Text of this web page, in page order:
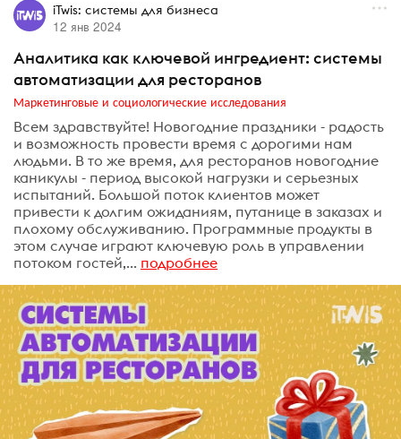
iTwis: системы для бизнеса
12 янв 2024
Аналитика как ключевой ингредиент: системы
автоматизации для ресторанов
Маркетинговые и социологические исследования
Всем здравствуйте! Новогодние праздники - радость
и возможность провести время с дорогими нам
людьми. В то же время, для ресторанов новогодние
каникулы - период высокой нагрузки и серьезных
испытаний. Большой поток клиентов может
привести к долгим ожиданиям, путанице в заказах и
плохому обслуживанию. Программные продукты в
этом случае играют ключевую роль в управлении
потоком гостей,... подробнее